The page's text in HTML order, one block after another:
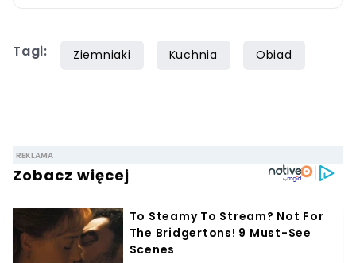
reporter rozmawia z seniorami, poznając ich
Tagi: Ziemniaki Kuchnia Obiad